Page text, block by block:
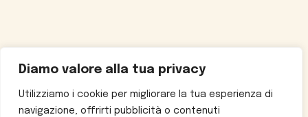
Diamo valore alla tua privacy
Utilizziamo i cookie per migliorare la tua esperienza di
navigazione, offrirti pubblicità o contenuti